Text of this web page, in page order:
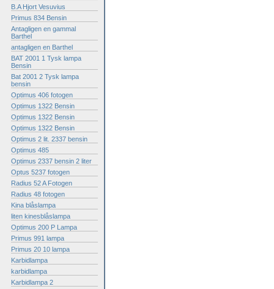
B.A Hjort Vesuvius
Primus 834 Bensin
Antagligen en gammal
Barthel
antagligen en Barthel
BAT 2001 1 Tysk lampa
Bensin
Bat 2001 2 Tysk lampa
bensin
Optimus 406 fotogen
Optimus 1322 Bensin
Optimus 1322 Bensin
Optimus 1322 Bensin
Optimus 2 lit. 2337 bensin
Optimus 485
Optimus 2337 bensin 2 liter
Optus 5237 fotogen
Radius 52 A Fotogen
Radius 48 fotogen
Kina blåslampa
liten kinesblåslampa
Optimus 200 P Lampa
Primus 991 lampa
Primus 20 10 lampa
Karbidlampa
karbidlampa
Karbidlampa 2